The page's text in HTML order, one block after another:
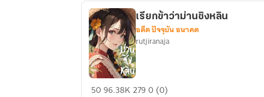
ระบบ
สุ่ม
สุด
กวน
เรียก
เรียกข้าว่าม่านชิงหลิน
อดีต ปัจจุบัน อนาคต
rutjiranaja
5096.38K2790 (0)